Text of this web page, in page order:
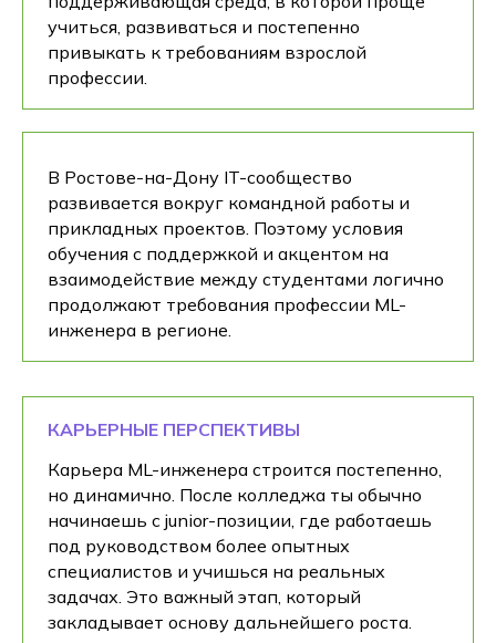
учиться, развиваться и постепенно
привыкать к требованиям взрослой
профессии.
В Ростове-на-Дону IT-сообщество
развивается вокруг командной работы и
прикладных проектов. Поэтому условия
обучения с поддержкой и акцентом на
взаимодействие между студентами логично
продолжают требования профессии ML-
инженера в регионе.
КАРЬЕРНЫЕ ПЕРСПЕКТИВЫ
Карьера ML-инженера строится постепенно,
но динамично. После колледжа ты обычно
начинаешь с junior-позиции, где работаешь
под руководством более опытных
специалистов и учишься на реальных
задачах. Это важный этап, который
закладывает основу дальнейшего роста.